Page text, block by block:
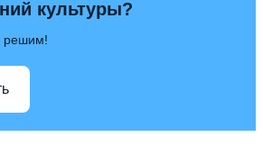
культуры?
решим!